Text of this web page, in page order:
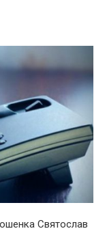
Святослав